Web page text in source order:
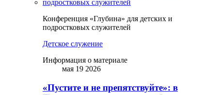
Конференция «Глубина» для детских и
подростковых служителей
Детское служение
Информация о материале
мая 19 2026
«Пустите и не препятствуйте»: в